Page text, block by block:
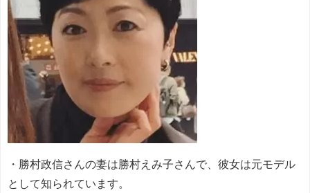
・勝村政信さんの妻は勝村えみ子さんで、彼女は元モデル
として知られています。